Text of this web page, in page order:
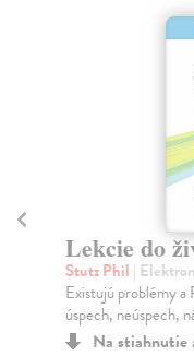
Lekcie do
Stutz Phil |
Existujú problémy
úspech, neúspech,
Na stiahnutie